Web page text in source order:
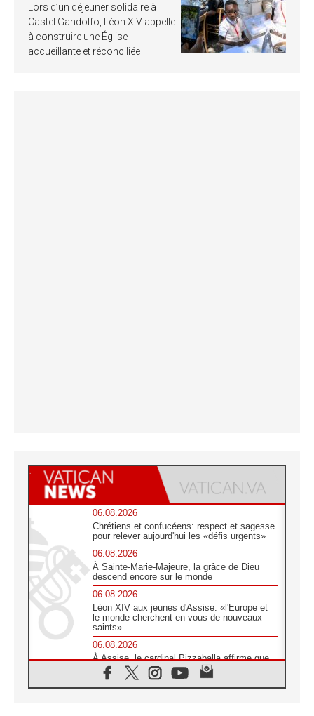
Lors d’un déjeuner solidaire à
Castel Gandolfo, Léon XIV appelle
à construire une Église
accueillante et réconciliée
06.08.2026
Chrétiens et confucéens: respect et sagesse
pour relever aujourd'hui les «défis urgents»
06.08.2026
À Sainte-Marie-Majeure, la grâce de Dieu
descend encore sur le monde
06.08.2026
Léon XIV aux jeunes d'Assise: «l'Europe et
le monde cherchent en vous de nouveaux
saints»
06.08.2026
À Assise, le cardinal Pizzaballa affirme que
«les chrétiens veulent la paix»
06.08.2026